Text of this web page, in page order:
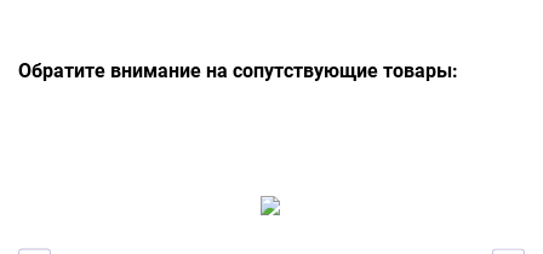
Обратите внимание на сопутствующие товары: